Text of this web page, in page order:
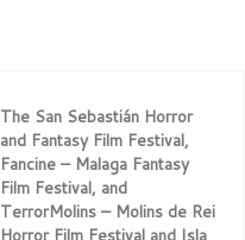
The San Sebastián Horror
and Fantasy Film Festival,
Fancine – Malaga Fantasy
Film Festival, and
TerrorMolins – Molins de Rei
Horror Film Festival and Isla